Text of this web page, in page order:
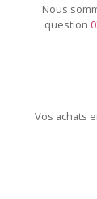
Nous
question
Vos achats